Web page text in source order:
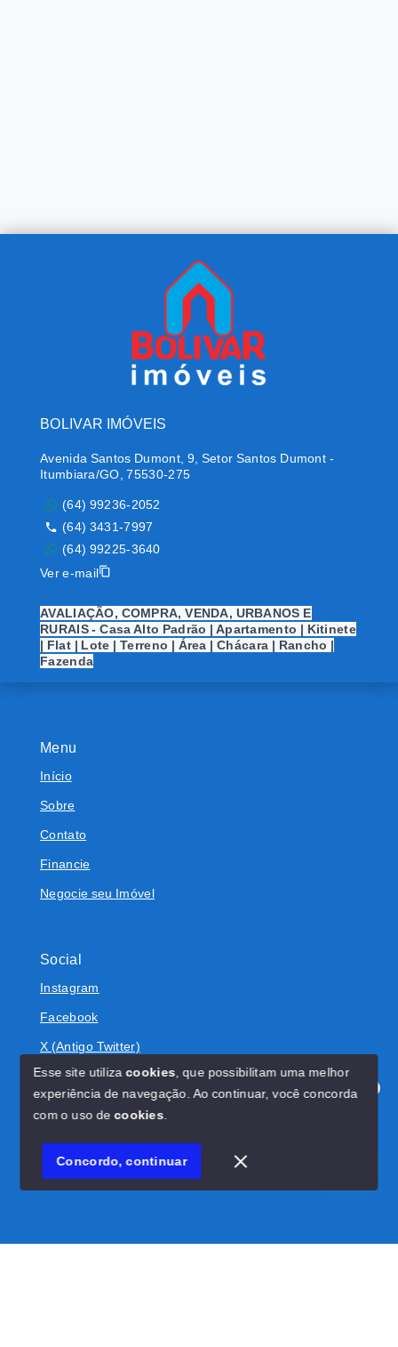
Olá! Estamos disponíveis para te ajudar.
Menu
Início
Sobre
Contato
Financie
Negocie seu Imóvel
Social
Instagram
Facebook
X (Antigo Twitter)
© Copyright 2026 - BOLIVAR IMÓVEIS - Todos os direitos
SITE PARA IMOBILIARIA
BOLIVAR IMÓVEIS
Avenida Santos Dumont, 9, Setor Santos Dumont -
Itumbiara/GO, 75530-275
(64) 99236-2052
(64) 3431-7997
(64) 99225-3640
Ver e-mail
AVALIAÇÃO, COMPRA, VENDA, URBANOS E
RURAIS - Casa Alto Padrão | Apartamento | Kitinete
| Flat | Lote | Terreno | Área | Chácara | Rancho |
Fazenda
Esse site utilizacookies , que possibilitam uma melhor
experiência de navegação. Ao continuar, você concorda
com o uso decookies
Concordo, continuar